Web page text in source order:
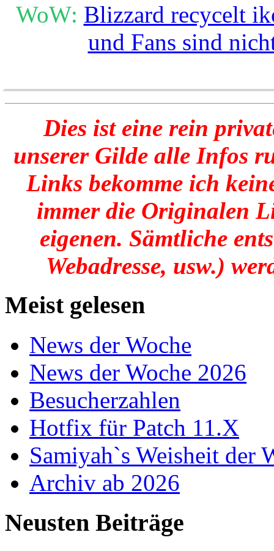
WoW: Blizzard recycelt
und Fans sind
Dies ist eine rein
unserer Gilde alle Infos
Links bekomme ich
immer die Originalen
eigenen. Sämtliche
Webadresse, usw.)
Meist gelesen
News der Woche
News der Woche 2026
Besucherzahlen
Hotfix für Patch 11.X
Samiyah`s Weisheit der
Archiv ab 2026
Neusten Beiträge